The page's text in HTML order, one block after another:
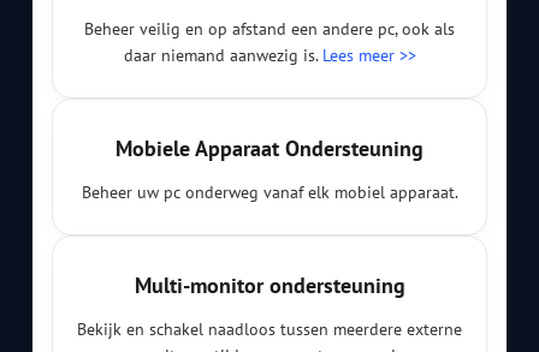
Beheer veilig en op afstand een andere pc, ook als
daar niemand aanwezig is. Lees meer >>
Mobiele Apparaat Ondersteuning
Beheer uw pc onderweg vanaf elk mobiel apparaat.
Multi-monitor ondersteuning
Bekijk en schakel naadloos tussen meerdere externe